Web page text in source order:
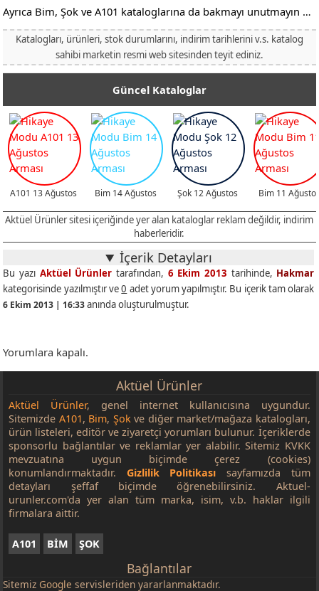
Ayrıca Bim, Şok ve A101 kataloglarına da bakmayı unutmayın …
Katalogları, ürünleri, stok durumlarını, indirim tarihlerini v.s. katalog
sahibi marketin resmi web sitesinden teyit ediniz.
Güncel Kataloglar
A101 13 Ağustos Bim 14 Ağustos Şok 12 Ağustos Bim 11
Aktüel Ürünler sitesi içeriğinde yer alan kataloglar reklam değildir, indirim
haberleridir.
İçerik Detayları
Bu yazı Aktüel Ürünler tarafından, 6 Ekim 2013 tarihinde, Hakmar
kategorisinde yazılmıştır ve0 adet yorum yapılmıştır. Bu içerik tam olarak
6 Ekim 2013 | 16:33anında oluşturulmuştur.
Yorumlara kapalı.
Aktüel Ürünler
Aktüel Ürünler, genel internet kullanıcısına uygundur.
Sitemizde A101, Bim, Şok ve diğer market/mağaza katalogları,
ürün listeleri, editör ve ziyaretçi yorumları bulunur. İçeriklerde
sponsorlu bağlantılar ve reklamlar yer alabilir. Sitemiz KVKK
mevzuatına uygun biçimde çerez (cookies)
konumlandırmaktadır. Gizlilik Politikası sayfamızda tüm
detayları şeffaf biçimde öğrenebilirsiniz. Aktuel-
urunler.com'da yer alan tüm marka, isim, v.b. haklar ilgili
firmalara aittir.
A101 BİM ŞOK
Bağlantılar
Sitemiz Google servisleriden yararlanmaktadır.